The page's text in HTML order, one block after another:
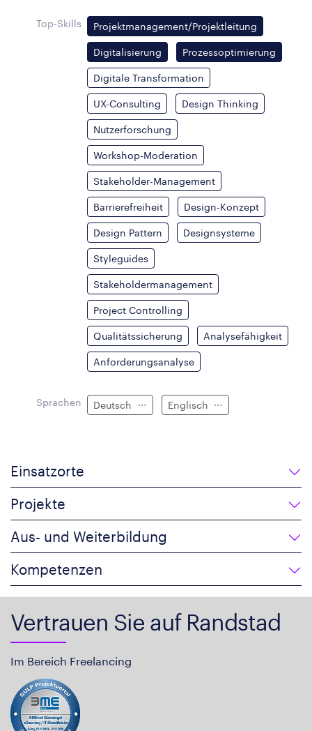
Top-Skills Projektmanagement/Projektleitung
Digitalisierung Prozessoptimierung
Digitale Transformation
UX-Consulting Design Thinking
Nutzerforschung
Workshop-Moderation
Stakeholder-Management
Barrierefreiheit Design-Konzept
Design Pattern Designsysteme
Styleguides
Stakeholdermanagement
Project Controlling
Qualitätssicherung Analysefähigkeit
Anforderungsanalyse
Sprachen Deutsch Englisch
Einsatzorte
Projekte
Aus- und Weiterbildung
Kompetenzen
Vertrauen Sie auf Randstad
Im Bereich Freelancing